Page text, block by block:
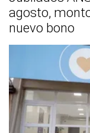
agosto,
nuevo bono